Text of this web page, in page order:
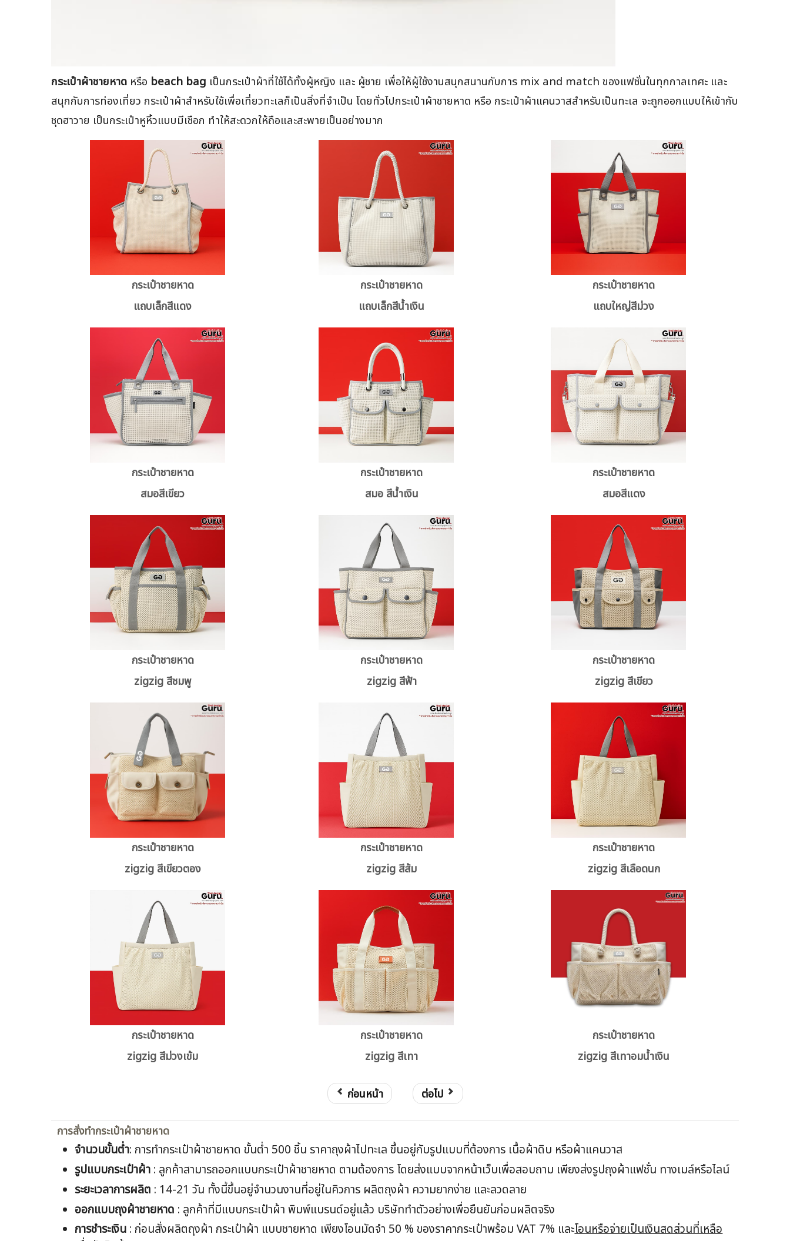
กระเป๋าผ้าชายหาด หรือ beach bag เป็นกระเป๋าผ้าที่ใช้ได้ทั้งผู้หญิง และ ผู้ชาย เพื่อให้ผู้ใช้งานสนุกสนานกับการ mix and match ของแฟชั่นในทุกกาลเทศะ และ
สนุกกับการท่องเที่ยว กระเป๋าผ้าสำหรับใช้เพื่อเที่ยวทะเลก็เป็นสิ่งที่จำเป็น โดยทั่วไปกระเป๋าผ้าชายหาด หรือ กระเป๋าผ้าแคนวาสสำหรับเป็นทะเล จะถูกออกแบบให้เข้ากับ
ชุดฮาวาย เป็นกระเป๋าหูหิ้วแบบมีเชือก ทำให้สะดวกให้ถือและสะพายเป็นอย่างมาก
กระเป๋าชายหาด
แถบเล็กสีแดง
กระเป๋าชายหาด
แถบเล็กสีน้ำเงิน
กระเป๋าชายหาด
แถบใหญ่สีม่วง
กระเป๋าชายหาด
สมอสีเขียว
กระเป๋าชายหาด
สมอ สีน้ำเงิน
กระเป๋าชายหาด
สมอสีแดง
กระเป๋าชายหาด
zigzig สีชมพู
กระเป๋าชายหาด
zigzig สีฟ้า
กระเป๋าชายหาด
zigzig สีเขียว
กระเป๋าชายหาด
zigzig สีเขียวตอง
กระเป๋าชายหาด
zigzig สีส้ม
กระเป๋าชายหาด
zigzig สีเลือดนก
กระเป๋าชายหาด
zigzig สีม่วงเข้ม
กระเป๋าชายหาด
zigzig สีเทา
กระเป๋าชายหาด
zigzig สีเทาอมน้ำเงิน
ก่อนหน้า ต่อไป
การสั่งทำกระเป๋าผ้าชายหาด
จำนวนขั้นต่ำ: การทำกระเป๋าผ้าชายหาด ขั้นต่ำ 500 ชิ้น ราคาถุงผ้าไปทะเล ขึ้นอยู่กับรูปแบบที่ต้องการ เนื้อผ้าดิบ หรือผ้าแคนวาส
รูปแบบกระเป๋าผ้า : ลูกค้าสามารถออกแบบกระเป๋าผ้าชายหาด ตามต้องการ โดยส่งแบบจากหน้าเว็บเพื่อสอบถาม เพียงส่งรูปถุงผ้าแฟชั่น ทางเมล์หรือไลน์
ระยะเวลาการผลิต : 14-21 วัน ทั้งนี้ขึ้นอยู่จำนวนงานที่อยู่ในคิวการ ผลิตถุงผ้า ความยากง่าย และลวดลาย
ออกแบบถุงผ้าชายหาด : ลูกค้าที่มีแบบกระเป๋าผ้า พิมพ์แบรนด์อยู่แล้ว บริษัททำตัวอย่างเพื่อยืนยันก่อนผลิตจริง
การชำระเงิน : ก่อนสั่งผลิตถุงผ้า กระเป๋าผ้า แบบชายหาด เพียงโอนมัดจำ 50 % ของราคากระเป๋าพร้อม VAT 7% และโอนหรือจ่ายเป็นเงินสดส่วนที่เหลือ